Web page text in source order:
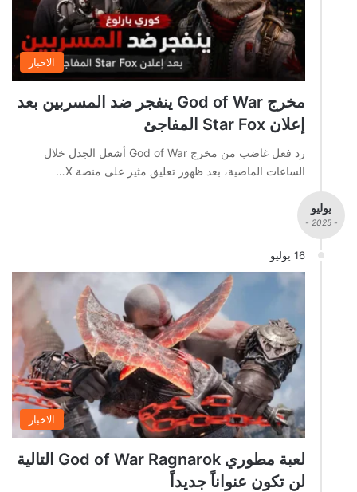
الاخبار
مخرج God of War ينفجر ضد المسربين بعد
إعلان Star Fox المفاجئ
رد فعل غاضب من مخرج God of War أشعل الجدل خلال
الساعات الماضية، بعد ظهور تعليق مثير على منصة X…
يوليو
- 2025 -
16 يوليو
الاخبار
لعبة مطوري God of War Ragnarok التالية
لن تكون عنواناً جديداً